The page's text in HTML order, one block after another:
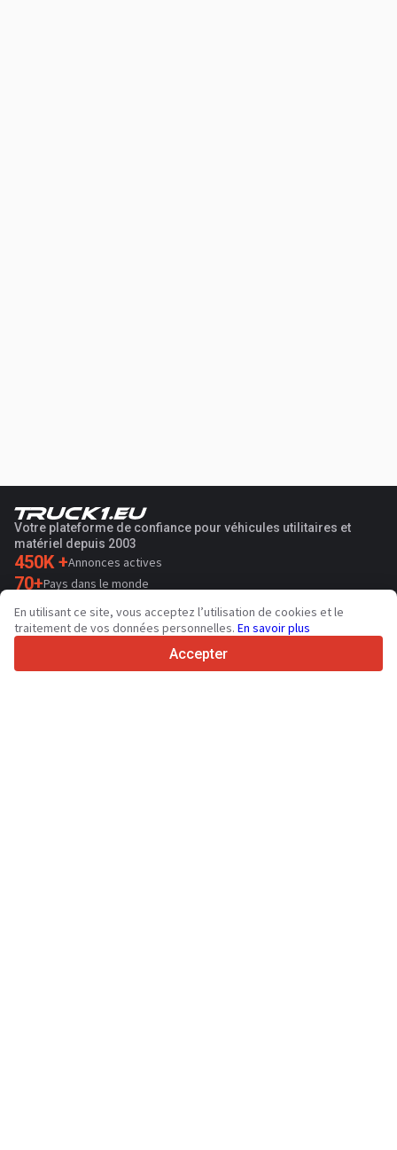
Votre plateforme de confiance pour véhicules utilitaires et
matériel depuis 2003
450K +Annonces actives
70+Pays dans le monde
36 Langues prises en charge
4.7/5
En utilisant ce site, vous acceptez l’utilisation de cookies et le
traitement de vos données personnelles. En savoir plus
Accepter